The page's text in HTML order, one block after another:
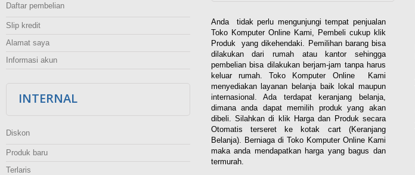
Daftar pembelian
Slip kredit
Alamat saya
Informasi akun
INTERNAL
Diskon
Produk baru
Terlaris
Anda tidak perlu mengunjungi tempat penjualan
Toko Komputer Online Kami, Pembeli cukup klik
Produk yang dikehendaki. Pemilihan barang bisa
dilakukan dari rumah atau kantor sehingga
pembelian bisa dilakukan berjam-jam tanpa harus
keluar rumah. Toko Komputer Online Kami
menyediakan layanan belanja baik lokal maupun
internasional. Ada terdapat keranjang belanja,
dimana anda dapat memilih produk yang akan
dibeli. Silahkan di klik Harga dan Produk secara
Otomatis terseret ke kotak cart (Keranjang
Belanja). Berniaga di Toko Komputer Online Kami
maka anda mendapatkan harga yang bagus dan
termurah.